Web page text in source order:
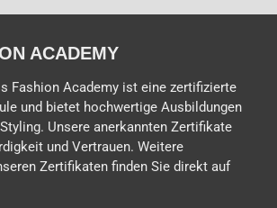
ACADEMY
Fashion Academy ist eine zertifizierte
und bietet hochwertige Ausbildungen
Unsere anerkannten Zertifikate
und Vertrauen. Weitere
Zertifikaten finden Sie direkt auf